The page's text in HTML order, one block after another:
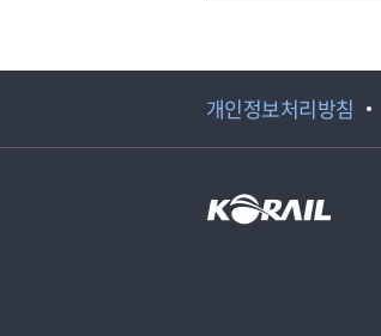
개인정보처리방침